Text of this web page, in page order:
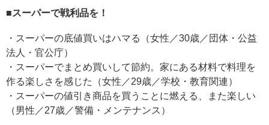
■スーパーで戦利品を！
・スーパーの底値買いはハマる（女性／30歳／団体・公益
法人・官公庁）
・スーパーでまとめ買いして節約。家にある材料で料理を
作る楽しさを感じた（女性／29歳／学校・教育関連）
・スーパーの値引き商品を買うことに燃える、また楽しい
（男性／27歳／警備・メンテナンス）